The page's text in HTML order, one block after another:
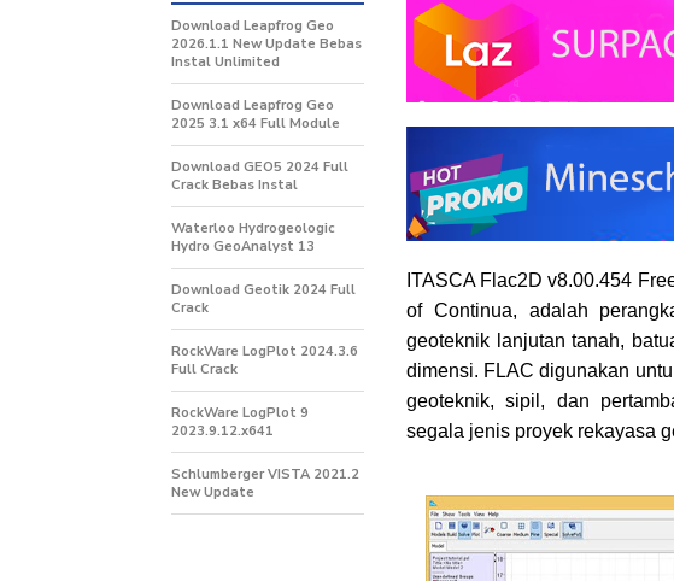
ITASCA Flac2D v8.00.454
of Continua, adalah
geoteknik lanjutan tanah,
dimensi. FLAC digunakan
geoteknik, sipil, dan
segala jenis proyek rekayasa
Download Leapfrog Geo
2026.1.1 New Update Bebas
Instal Unlimited
Download Leapfrog Geo
2025 3.1 x64 Full Module
Download GEO5 2024 Full
Crack Bebas Instal
Waterloo Hydrogeologic
Hydro GeoAnalyst 13
Download Geotik 2024 Full
Crack
RockWare LogPlot 2024.3.6
Full Crack
RockWare LogPlot 9
2023.9.12.x641
Schlumberger VISTA 2021.2
New Update